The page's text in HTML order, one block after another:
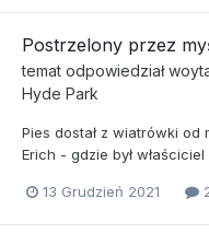
Postrzelony przez
temat odpowiedział
Hyde Park
Pies dostał z wiatrówki
Erich - gdzie był
13 Grudzień 2021